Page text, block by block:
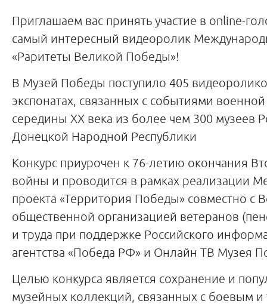
Приглашаем вас принять участие в online-
самый интересный видеоролик
«Раритеты Великой Победы»!
В Музей Победы поступило 405
экспонатах, связанных с событиями
середины XX века из более чем 300 музеев
Донецкой Народной Республики
Конкурс приурочен к 76-летию окончания
войны и проводится в рамках реализации
проекта «Территория Победы» совместно с
общественной организацией ветеранов
и труда при поддержке Российского
агентства «Победа РФ» и Онлайн ТВ Музея
Целью конкурса является сохранение и
музейных коллекций, связанных с боевым